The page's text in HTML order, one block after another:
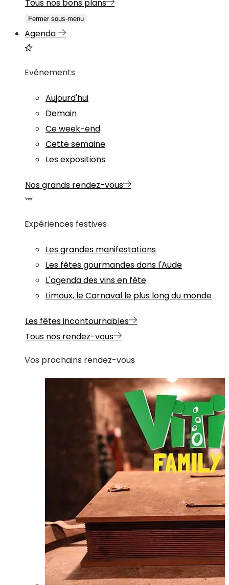
Tous nos bons plans
Fermer sous-menu
Agenda
Evénements
Aujourd'hui
Demain
Ce week-end
Cette semaine
Les expositions
Nos grands rendez-vous
Expériences festives
Les grandes manifestations
Les fêtes gourmandes dans l'Aude
L'agenda des vins en fête
Limoux, le Carnaval le plus long du monde
Les fêtes incontournables
Tous nos rendez-vous
Vos prochains rendez-vous